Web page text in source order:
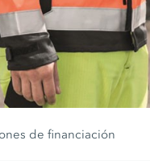
de financiación